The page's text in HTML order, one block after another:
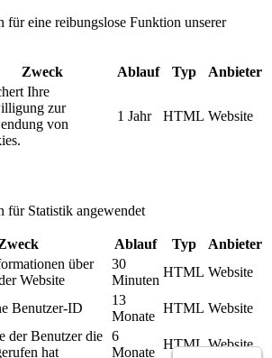
für eine reibungslose Funktion unserer
Zweck Ablauf Typ Anbieter
Ihre
zur
von
1 Jahr HTML Website
für Statistik angewendet
Ablauf Typ
Anbieter
über
Website
30
Minuten
HTML Website
Benutzer-ID
13
Monate
HTML Website
der Benutzer die
hat
6
Monate
HTML Website